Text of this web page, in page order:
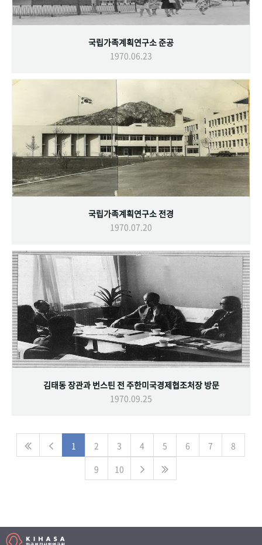
국립가족계획연구소 준공
1970.06.23
국립가족계획연구소 전경
1970.07.20
김태동 장관과 번스틴 전 주한미국경제협조처장 방문
1970.09.25
1 2 3 4 5 6 7
8
9
10